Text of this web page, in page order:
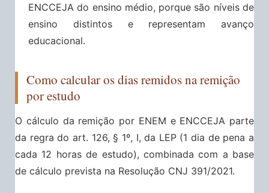
ENCCEJA do ensino médio, porque são níveis de
ensino distintos e representam avanço
educacional.
Como calcular os dias remidos na remição
por estudo
O cálculo da remição por ENEM e ENCCEJA parte
da regra do art. 126, § 1º, I, da LEP (1 dia de pena a
cada 12 horas de estudo), combinada com a base
de cálculo prevista na Resolução CNJ 391/2021.